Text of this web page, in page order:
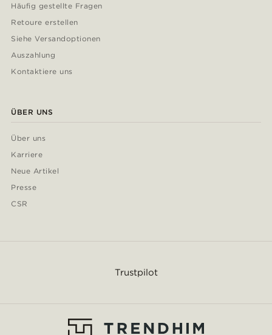
Häufig gestellte Fragen
Retoure erstellen
Siehe Versandoptionen
Auszahlung
Kontaktiere uns
ÜBER UNS
Über uns
Karriere
Neue Artikel
Presse
CSR
Trustpilot